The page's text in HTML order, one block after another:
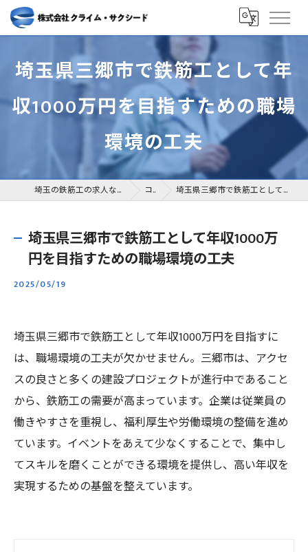
埼玉県三郷市で鉄筋工として年
収1000万円を目指すための職場
環境の工夫
埼玉の鉄筋工の求人なら株式会社クライム・サクシード コラム 埼玉県三郷市で鉄筋工として年収1000万円を目指すための職場環境の工夫
埼玉県三郷市で鉄筋工として年収1000万
円を目指すための職場環境の工夫
2025/05/19
埼玉県三郷市で鉄筋工として年収1000万円を目指すに
は、職場環境の工夫が欠かせません。三郷市は、アクセ
スの良さと多くの建設プロジェクトが進行中であること
から、鉄筋工の需要が高まっています。企業は従業員の
働きやすさを重視し、福利厚生や労働環境の整備を進め
ています。イベントをあえて少なくすることで、集中し
てスキルを磨くことができる環境を提供し、高い年収を
実現するための基盤を整えています。